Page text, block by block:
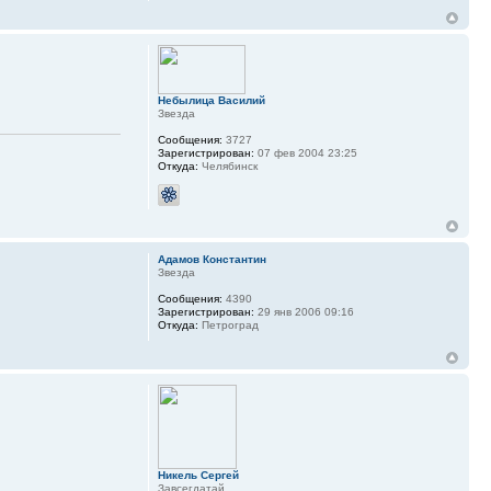
Небылица Василий
Звезда
Сообщения: 3727
Зарегистрирован: 07 фев 2004 23:25
Откуда: Челябинск
Адамов Константин
Звезда
Сообщения: 4390
Зарегистрирован: 29 янв 2006 09:16
Откуда: Петроград
Никель Сергей
Завсегдатай